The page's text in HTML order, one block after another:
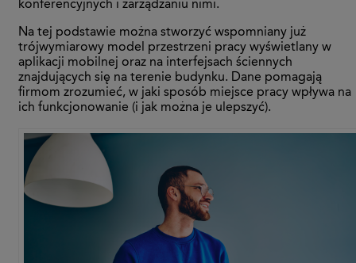
konferencyjnych i zarządzaniu nimi.
Na tej podstawie można stworzyć wspomniany już
trójwymiarowy model przestrzeni pracy wyświetlany w
aplikacji mobilnej oraz na interfejsach ściennych
znajdujących się na terenie budynku. Dane pomagają
firmom zrozumieć, w jaki sposób miejsce pracy wpływa na
ich funkcjonowanie (i jak można je ulepszyć).